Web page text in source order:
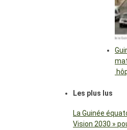
Les plus lus
La Guinée
Vision 2030 »